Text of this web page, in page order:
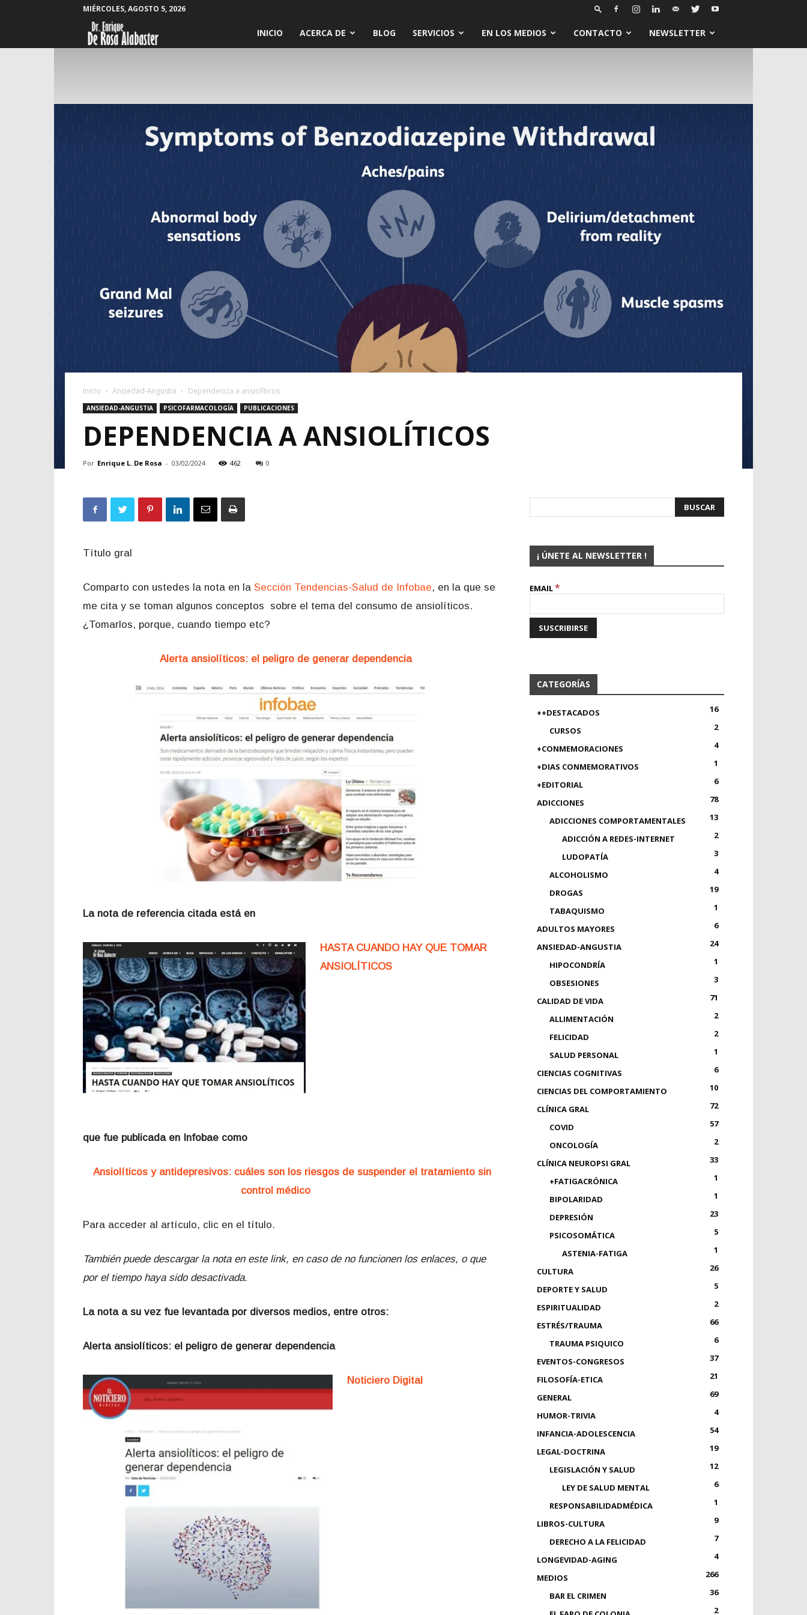
MIÉRCOLES, AGOSTO 5, 2026
INICIO ACERCA DE BLOG SERVICIOS EN LOS MEDIOS CONTACTO NEWSLETTER
Inicio Ansiedad-Angustia Dependencia a ansiolíticos
ANSIEDAD-ANGUSTIA PSICOFARMACOLOGÍA PUBLICACIONES
DEPENDENCIA A ANSIOLÍTICOS
Por Enrique L. De Rosa - 03/02/2024 462 0
Título gral
Comparto con ustedes la nota en la Sección Tendencias-Salud de Infobae, en la que se
me cita y se toman algunos conceptos sobre el tema del consumo de ansiolíticos.
¿Tomarlos, porque, cuando tiempo etc?
Alerta ansiolíticos: el peligro de generar dependencia
La nota de referencia citada está en
HASTA CUANDO HAY QUE TOMAR
ANSIOLÍTICOS
que fue publicada en Infobae como
Ansiolíticos y antidepresivos: cuáles son los riesgos de suspender el tratamiento sin
control médico
Para acceder al artículo, clic en el título.
También puede descargar la nota en este link, en caso de no funcionen los enlaces, o que
por el tiempo haya sido desactivada.
La nota a su vez fue levantada por diversos medios, entre otros:
Alerta ansiolíticos: el peligro de generar dependencia
Noticiero Digital
¡ ÚNETE AL NEWSLETTER !
EMAIL*
CATEGORÍAS
++DESTACADOS
16
CURSOS
2
+CONMEMORACIONES
4
+DIAS CONMEMORATIVOS
1
+EDITORIAL
6
ADICCIONES
78
ADICCIONES COMPORTAMENTALES
13
ADICCIÓN A REDES-INTERNET
2
LUDOPATÍA
3
ALCOHOLISMO
4
DROGAS
19
TABAQUISMO
1
ADULTOS MAYORES
6
ANSIEDAD-ANGUSTIA
24
HIPOCONDRÍA
1
OBSESIONES
3
CALIDAD DE VIDA
71
ALLIMENTACIÓN
2
FELICIDAD
2
SALUD PERSONAL
1
CIENCIAS COGNITIVAS
6
CIENCIAS DEL COMPORTAMIENTO
10
CLÍNICA GRAL
72
COVID
57
ONCOLOGÍA
2
CLÍNICA NEUROPSI GRAL
33
+FATIGACRÓNICA
1
BIPOLARIDAD
1
DEPRESIÓN
23
PSICOSOMÁTICA
5
ASTENIA-FATIGA
1
CULTURA
26
DEPORTE Y SALUD
5
ESPIRITUALIDAD
2
ESTRÉS/TRAUMA
66
TRAUMA PSIQUICO
6
EVENTOS-CONGRESOS
37
FILOSOFÍA-ETICA
21
GENERAL
69
HUMOR-TRIVIA
4
INFANCIA-ADOLESCENCIA
54
LEGAL-DOCTRINA
19
LEGISLACIÓN Y SALUD
12
LEY DE SALUD MENTAL
6
RESPONSABILIDADMÉDICA
1
LIBROS-CULTURA
9
DERECHO A LA FELICIDAD
7
LONGEVIDAD-AGING
4
MEDIOS
266
BAR EL CRIMEN
36
2